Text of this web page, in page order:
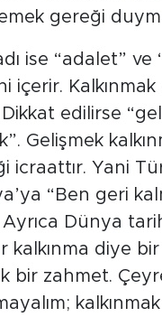
gereği
ise “adalet” ve
içerir. Kalkınmak
Dikkat edilirse
Gelişmek
icraattır. Yani
“Ben geri
Ayrıca Dünya
kalkınma diye
bir zahmet.